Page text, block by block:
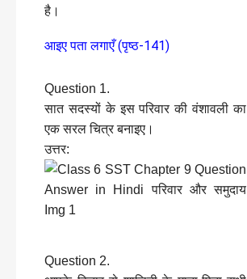
है।
आइए पता लगाएँ (पृष्ठ-141)
Question 1.
सात सदस्यों के इस परिवार की वंशावली का
एक सरल चित्र बनाइए।
उत्तर:
Question 2.